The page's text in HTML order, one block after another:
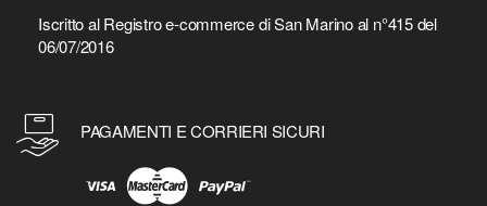
Iscritto al Registro e-commerce di San Marino al n°415 del
06/07/2016
PAGAMENTI E CORRIERI SICURI